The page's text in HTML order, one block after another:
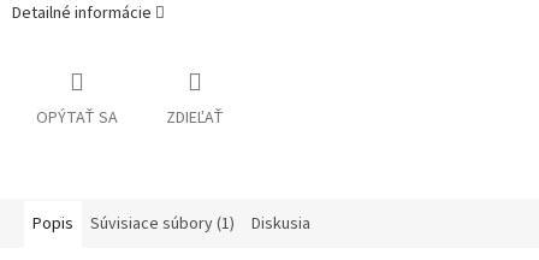
Detailné informácie
OPÝTAŤ SA ZDIEĽAŤ
Popis Súvisiace súbory (1) Diskusia